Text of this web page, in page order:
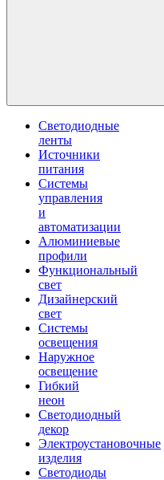
Светодиодные
ленты
Источники
питания
Системы
управления
и
автоматизации
Алюминиевые
профили
Функциональный
свет
Дизайнерский
свет
Системы
освещения
Наружное
освещение
Гибкий
неон
Светодиодный
декор
Электроустановочные
изделия
Светодиоды